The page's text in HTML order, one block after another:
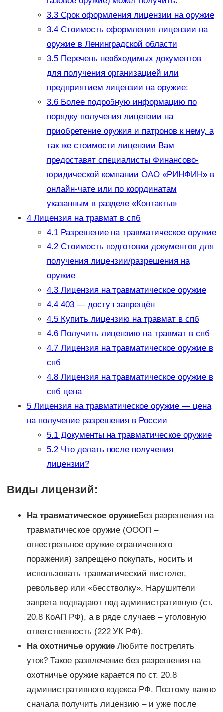
3.3Срок оформления лицензии на оружие
3.4Стоимость оформления лицензии на
оружие в Ленинградской области
3.5Перечень необходимых документов
для получения организацией или
предприятием лицензии на оружие:
3.6Более подробную информацию по
порядку получения лицензии на
приобретение оружия и патронов к нему, а
так же стоимости лицензии Вам
предоставят специалисты Финансово-
юридической компании ОАО «РИНФИН» в
онлайн-чате или по координатам
указанным в разделе «Контакты»
4Лицензия на травмат в спб
4.1Разрешение на травматическое оружие
4.2Стоимость подготовки документов для
получения лицензии/разрешения на
оружие
4.3Лицензия на травматическое оружие
4.4403 — доступ запрещён
4.5Купить лицензию на травмат в спб
4.6Получить лицензию на травмат в спб
4.7Лицензия на травматическое оружие в
спб
4.8Лицензия на травматическое оружие в
спб цена
5Лицензия на травматическое оружие — цена
на получение разрешения в России
5.1Документы на травматическое оружие
5.2Что делать после получения
лицензии?
Виды лицензий:
На травматическое оружиеБез разрешения на
травматическое оружие (ОООП –
огнестрельное оружие ограниченного
поражения) запрещено покупать, носить и
использовать травматический пистолет,
револьвер или «бесстволку». Нарушители
запрета подпадают под административную (ст.
20.8 КоАП РФ), а в ряде случаев – уголовную
ответственность (222 УК РФ).
На охотничье оружиеЛюбите пострелять
уток? Такое развлечение без разрешения на
охотничье оружие карается по ст. 20.8
административного кодекса РФ. Поэтому важно
сначала получить лицензию – и уже после